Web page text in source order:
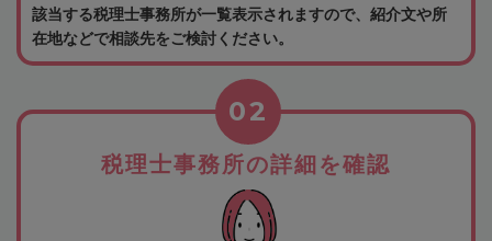
該当する税理士事務所が一覧表示されますので、紹介文や所
在地などで相談先をご検討ください。
税理士事務所の詳細を確認
02